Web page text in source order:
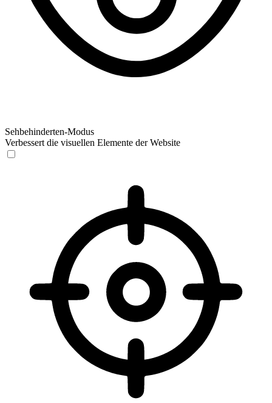
Sehbehinderten-Modus
Verbessert die visuellen Elemente der Website